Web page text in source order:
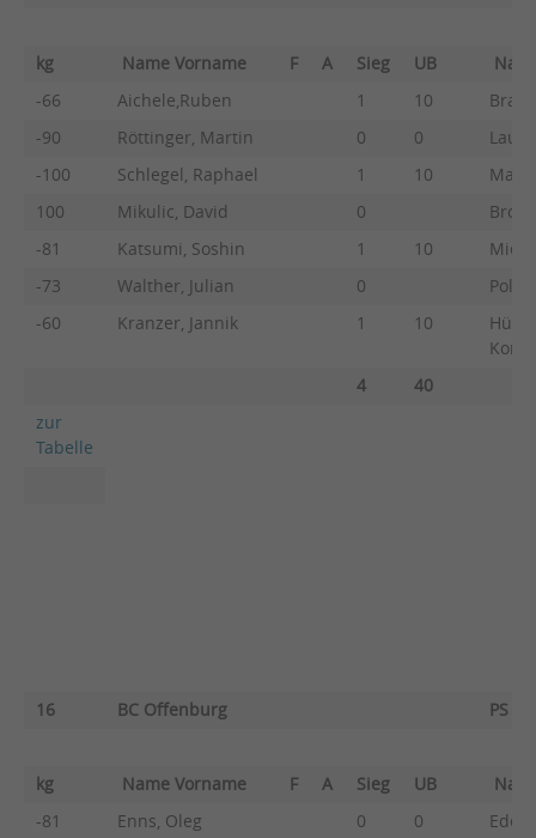
kg Name Vorname F A Sieg UB
-66
Aichele,Ruben 1 10
-90
Röttinger, Martin 0 0
-100
Schlegel, Raphael 1 10
100
Mikulic, David 0
-81
Katsumi, Soshin 1 10
-73
Walther, Julian 0
-60
Kranzer, Jannik 1 10
4
40
zur
Tabelle
16 BC Offenburg PS
kg Name Vorname F A Sieg UB
-81
Enns, Oleg 0 0
Eder,